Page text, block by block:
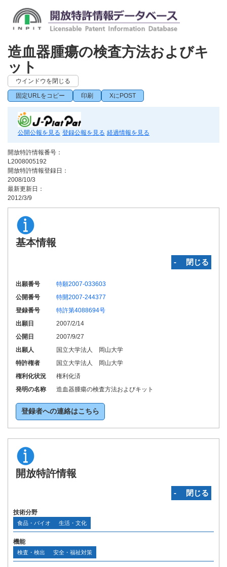
造血器腫瘍の検査方法およびキ
ット
ウインドウを閉じる
固定URLをコピー 印刷 XにPOST
公開公報を見る 登録公報を見る 経過情報を見る
開放特許情報番号：
L2008005192
開放特許情報登録日：
2008/10/3
最新更新日：
2012/3/9
基本情報
‐ 閉じる
出願番号
特願2007-033603
公開番号
特開2007-244377
登録番号
特許第4088694号
出願日
2007/2/14
公開日
2007/9/27
出願人
国立大学法人 岡山大学
特許権者
国立大学法人 岡山大学
権利化状況
権利化済
発明の名称
造血器腫瘍の検査方法およびキット
登録者への連絡はこちら
開放特許情報
‐ 閉じる
技術分野
食品・バイオ 生活・文化
機能
検査・検出 安全・福祉対策